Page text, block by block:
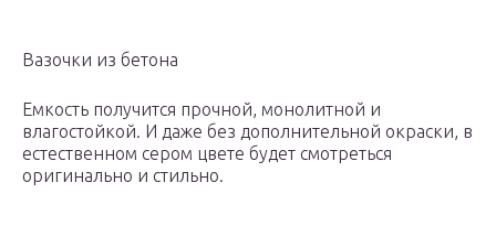
Вазочки из бетона
Емкость получится прочной, монолитной и
влагостойкой. И даже без дополнительной окраски, в
естественном сером цвете будет смотреться
оригинально и стильно.